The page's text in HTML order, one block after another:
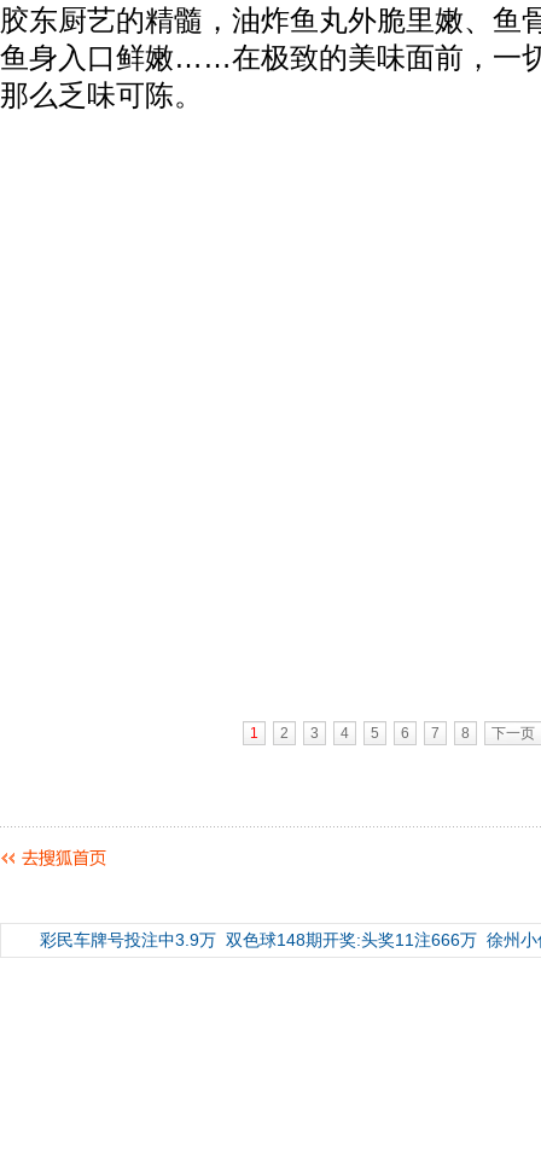
胶东厨艺的精髓，油炸鱼丸外脆里嫩、鱼
鱼身入口鲜嫩……在极致的美味面前，一
那么乏味可陈。
1 2 3 4 5 6 7 8 下一页
彩民车牌号投注中3.9万 双色球148期开奖:头奖11注666万 徐州